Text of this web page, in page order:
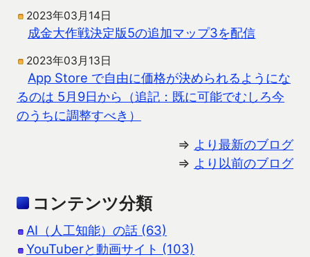
2023年03月14日
成金大作戦決定版5の追加マップ3を配信
2023年03月13日
App Store で自由に価格が決められるようにな
るのは 5月9日から（追記：既に可能でむしろ今
のうちに調整すべき）
⇒ より最新のブログ
⇒ より以前のブログ
コンテンツ分類
AI（人工知能）の話 (63)
YouTuberと動画サイト (103)